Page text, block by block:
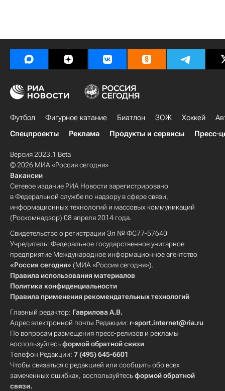
Футбол Фигурное катание Биатлон ЗОЖ Хоккей
Спецпроекты
Реклама Продукты и сервисы Пресс-
Версия 2023.1 Beta
© 2026 МИА «Россия сегодня»
Вакансии
Сетевое издание РИА Новости зарегистрировано
в Федеральной службе по надзору в сфере связи,
информационных технологий и массовых коммуникаций
(Роскомнадзор) 08 апреля 2014 года.
Свидетельство о регистрации Эл № ФС77-57640
Учредитель: Федеральное государственное унитарное
предприятие Международное информационное агентство
«Россия сегодня» (МИА «Россия сегодня»).
Правила использования материалов
Политика конфиденциальности
Правила применения рекомендательных технологий
Главный редактор: Гаврилова А.В.
Адрес электронной почты Редакции: r-sport.internet@ria.ru
По вопросам размещения пресс-релизов и рекламы
воспользуйтесьформой обратной связи
Телефон Редакции: 7 (495) 645-6601
Чтобы связаться с редакцией или сообщить обо всех
замеченных ошибках, воспользуйтесьформой обратной
связи.